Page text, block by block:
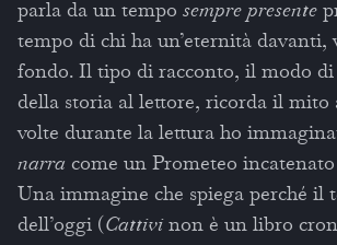
parla da un tempo sempre presente
tempo di chi ha un’eternità davanti,
fondo. Il tipo di racconto, il modo di
della storia al lettore, ricorda il mito
volte durante la lettura ho
narra come un Prometeo
Una immagine che spiega perché il
dell’oggi ( Cattivinon è un libro